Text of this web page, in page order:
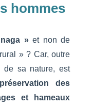
hommes
»et non de
» ? Car, outre
de sa nature, est
préservation des
et hameaux